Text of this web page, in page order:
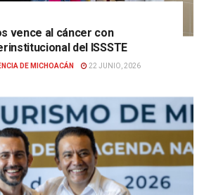
vence al cáncer con
del ISSSTE
DE MICHOACÁN 22 JUNIO, 2026